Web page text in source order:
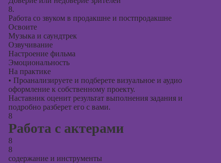
8.
Работа со звуком в продакшне и постпродакшне
Освоите
Музыка и саундтрек
Озвучивание
Настроение фильма
Эмоциональность
На практике
• Проанализируете и подберете визуальное и аудио
оформление к собственному проекту.
Наставник оценит результат выполнения задания и
подробно разберет его с вами.
8
Работа с актерами
8
8
содержание и инструменты